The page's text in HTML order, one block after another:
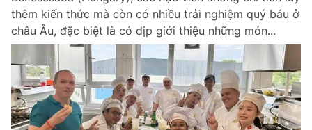
thêm kiến thức mà còn có nhiều trải nghiệm quý báu ở
châu Âu, đặc biệt là có dịp giới thiệu những món...